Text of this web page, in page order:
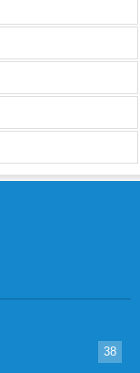
38